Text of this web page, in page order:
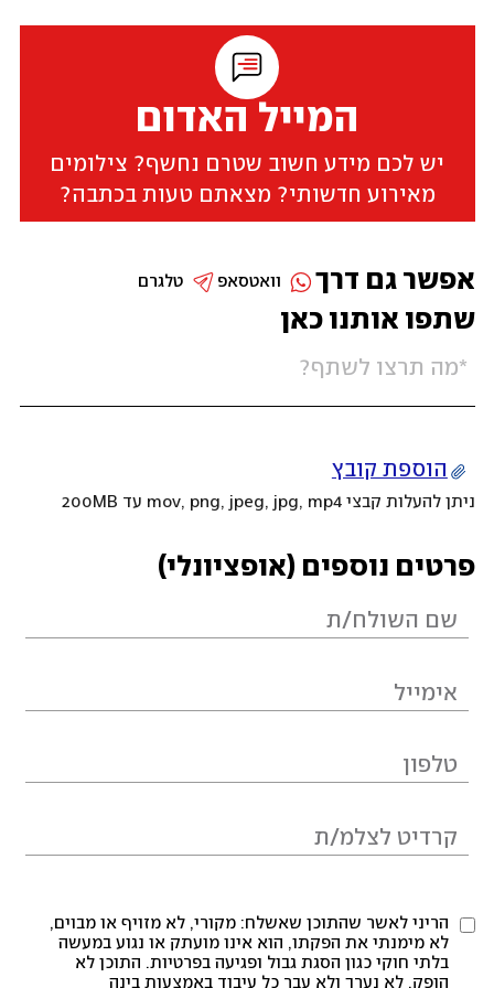
המייל האדום
יש לכם מידע חשוב שטרם נחשף? צילומים
מאירוע חדשותי? מצאתם טעות בכתבה?
שתפו אותנו כאן
הוספת קובץ
ניתן להעלות קבצי mov, png, jpeg, jpg, mp4 עד 200MB
פרטים נוספים (אופציונלי)
הריני לאשר שהתוכן שאשלח: מקורי, לא מזויף או מבוים,
לא מימנתי את הפקתו, הוא אינו מועתק או נגוע במעשה
בלתי חוקי כגון הסגת גבול ופגיעה בפרטיות. התוכן לא
הופק, לא נערך ולא עבר כל עיבוד באמצעות בינה
אפשר גם דרך טלגרם וואטסאפ